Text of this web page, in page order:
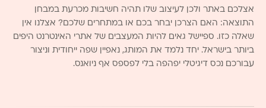
אצלכם באתר ולכן לעיצוב שלו תהיה חשיבות מכרעת במבחן
התוצאה: האם הצרכן יבחר בכם או במתחרים שלכם? אצלנו אין
שאלה כזו. ספיישל גאים להיות המעצבים של אתרי האינטרנט היפים
ביותר בישראל. יחד נלמד את המותג, נאפיין שפה ייחודית וניצור
עבורכם נכס דיגיטלי יפהפה בלי לפספס אף ניואנס.